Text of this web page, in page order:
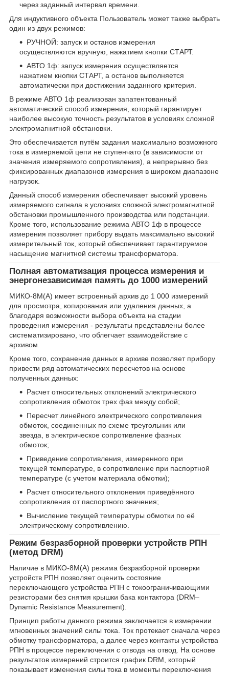
через заданный интервал времени.
Для индуктивного объекта Пользователь может также выбрать
один из двух режимов:
РУЧНОЙ: запуск и останов измерения
осуществляются вручную, нажатием кнопки СТАРТ.
АВТО 1ф: запуск измерения осуществляется
нажатием кнопки СТАРТ, а останов выполняется
автоматически при достижении заданного критерия.
В режиме АВТО 1ф реализован запатентованный
автоматический способ измерения, который гарантирует
наиболее высокую точность результатов в условиях сложной
электромагнитной обстановки.
Это обеспечивается путём задания максимально возможного
тока в измеряемой цепи не ступенчато (в зависимости от
значения измеряемого сопротивления), а непрерывно без
фиксированных диапазонов измерения в широком диапазоне
нагрузок.
Данный способ измерения обеспечивает высокий уровень
измеряемого сигнала в условиях сложной электромагнитной
обстановки промышленного производства или подстанции.
Кроме того, использование режима АВТО 1ф в процессе
измерения позволяет прибору выдать максимально высокий
измерительный ток, который обеспечивает гарантируемое
насыщение магнитной системы трансформатора.
Полная автоматизация процесса измерения и
энергонезависимая память до 1000 измерений
МИКО-8М(А) имеет встроенный архив до 1 000 измерений
для просмотра, копирования или удаления данных, а
благодаря возможности выбора объекта на стадии
проведения измерения - результаты представлены более
систематизировано, что облегчает взаимодействие с
архивом.
Кроме того, сохранение данных в архиве позволяет прибору
привести ряд автоматических пересчетов на основе
полученных данных:
Расчет относительных отклонений электрического
сопротивления обмоток трех фаз между собой;
Пересчет линейного электрического сопротивления
обмоток, соединенных по схеме треугольник или
звезда, в электрическое сопротивление фазных
обмоток;
Приведение сопротивления, измеренного при
текущей температуре, в сопротивление при паспортной
температуре (с учетом материала обмотки);
Расчет относительного отклонения приведённого
сопротивления от паспортного значения;
Вычисление текущей температуры обмотки по её
электрическому сопротивлению.
Режим безразборной проверки устройств РПН
(метод DRM)
Наличие в МИКО-8М(А) режима безразборной проверки
устройств РПН позволяет оценить состояние
переключающего устройства РПН с токоограничивающими
резисторами без снятия крышки бака контактора (DRM–
Dynamic Resistance Measurement).
Принцип работы данного режима заключается в измерении
мгновенных значений силы тока. Ток протекает сначала через
обмотку трансформатора, а далее через контакты устройства
РПН в процессе переключения с отвода на отвод. На основе
результатов измерений строится график DRM, который
показывает изменения силы тока в моменты переключения